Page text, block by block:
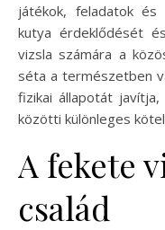
játékok, feladatok és
kutya érdeklődését
vizsla számára a
séta a természetben
fizikai állapotát
közötti különleges
A fekete
család